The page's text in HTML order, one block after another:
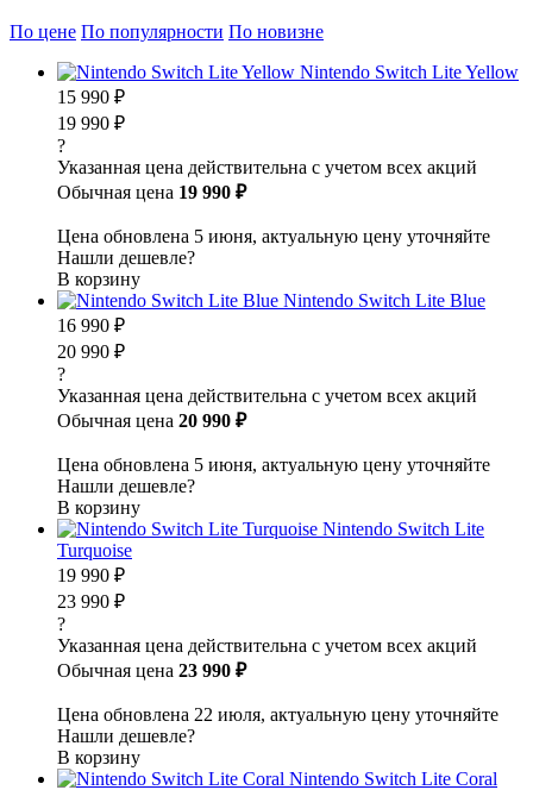
По цене По популярности По новизне
Nintendo Switch Lite Yellow
15 990 ₽
19 990 ₽
?
Указанная цена действительна с учетом всех акций
Обычная цена 19 990 ₽
Цена обновлена 5 июня, актуальную цену уточняйте
Нашли дешевле?
В корзину
Nintendo Switch Lite Blue
16 990 ₽
20 990 ₽
?
Указанная цена действительна с учетом всех акций
Обычная цена 20 990 ₽
Цена обновлена 5 июня, актуальную цену уточняйте
Нашли дешевле?
В корзину
Nintendo Switch Lite
Turquoise
19 990 ₽
23 990 ₽
?
Указанная цена действительна с учетом всех акций
Обычная цена 23 990 ₽
Цена обновлена 22 июля, актуальную цену уточняйте
Нашли дешевле?
В корзину
Nintendo Switch Lite Coral